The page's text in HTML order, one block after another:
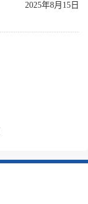
2025年8月15日